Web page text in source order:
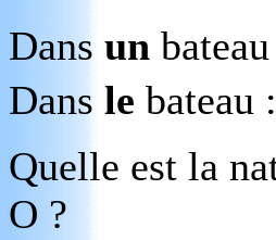
Dans un
Dans le bateau :
Quelle est la
O ?